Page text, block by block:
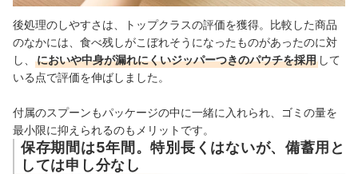
後処理のしやすさは、トップクラスの評価を獲得。比較した商品
のなかには、食べ残しがこぼれそうになったものがあったのに対
し、
においや中身が漏れにくいジッパーつきのパウチを採用 して
いる点で評価を伸ばしました。
付属のスプーンもパッケージの中に一緒に入れられ、ゴミの量を
最小限に抑えられるのもメリットです。
保存期間は5年間。特別長くはないが、備蓄用と
しては申し分なし